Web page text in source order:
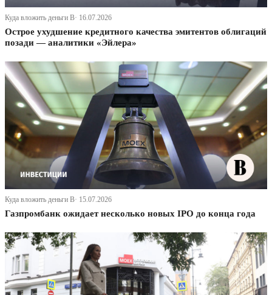
Куда вложить деньги В· 16.07.2026
Острое ухудшение кредитного качества эмитентов облигаций
позади — аналитики «Эйлера»
Куда вложить деньги В· 15.07.2026
Газпромбанк ожидает несколько новых IPO до конца года